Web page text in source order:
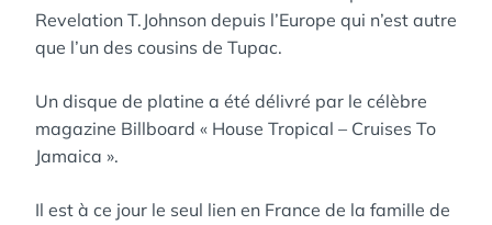
Revelation T.Johnson depuis l’Europe qui n’est autre
que l’un des cousins de Tupac.
Un disque de platine a été délivré par le célèbre
magazine Billboard « House Tropical – Cruises To
Jamaica ».
Il est à ce jour le seul lien en France de la famille de